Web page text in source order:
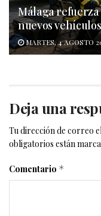
Málaga refuerza
nuevos
MARTES, 4 AGOSTO
Deja una
Tu dirección de correo
obligatorios están
Comentario *